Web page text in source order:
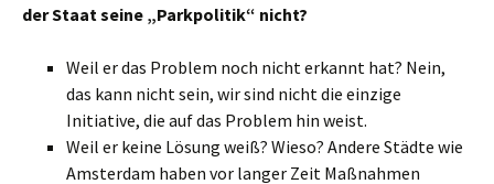
der Staat seine „Parkpolitik“ nicht?
Weil er das Problem noch nicht erkannt hat? Nein,
das kann nicht sein, wir sind nicht die einzige
Initiative, die auf das Problem hin weist.
Weil er keine Lösung weiß? Wieso? Andere Städte wie
Amsterdam haben vor langer Zeit Maßnahmen